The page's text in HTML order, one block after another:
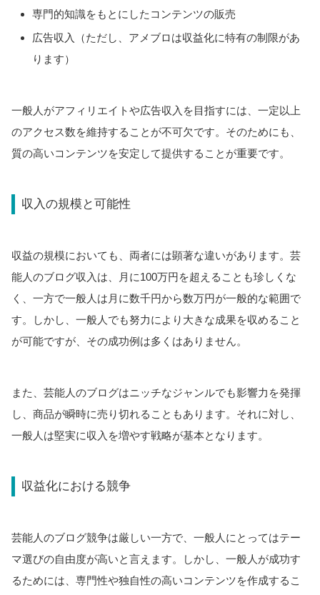
専門的知識をもとにしたコンテンツの販売
広告収入（ただし、アメブロは収益化に特有の制限があ
ります）
一般人がアフィリエイトや広告収入を目指すには、一定以上
のアクセス数を維持することが不可欠です。そのためにも、
質の高いコンテンツを安定して提供することが重要です。
収入の規模と可能性
収益の規模においても、両者には顕著な違いがあります。芸
能人のブログ収入は、月に100万円を超えることも珍しくな
く、一方で一般人は月に数千円から数万円が一般的な範囲で
す。しかし、一般人でも努力により大きな成果を収めること
が可能ですが、その成功例は多くはありません。
また、芸能人のブログはニッチなジャンルでも影響力を発揮
し、商品が瞬時に売り切れることもあります。それに対し、
一般人は堅実に収入を増やす戦略が基本となります。
収益化における競争
芸能人のブログ競争は厳しい一方で、一般人にとってはテー
マ選びの自由度が高いと言えます。しかし、一般人が成功す
るためには、専門性や独自性の高いコンテンツを作成するこ